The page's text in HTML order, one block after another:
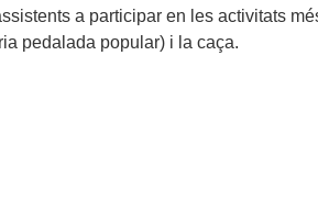
a participar en les activitats
pedalada popular) i la caça.